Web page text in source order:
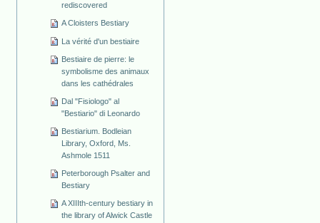
rediscovered
A Cloisters Bestiary
La vérité d'un bestiaire
Bestiaire de pierre: le
symbolisme des animaux
dans les cathédrales
Dal "Fisiologo" al
"Bestiario" di Leonardo
Bestiarium. Bodleian
Library, Oxford, Ms.
Ashmole 1511
Peterborough Psalter and
Bestiary
A XIIIth-century bestiary in
the library of Alwick Castle